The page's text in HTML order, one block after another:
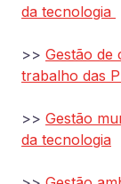
da tecnologia
>> Gestão de
trabalho das
>> Gestão
da tecnologia